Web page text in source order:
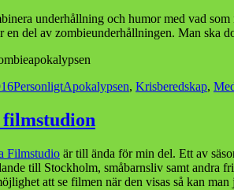
underhållning och humor med vad
en del av zombieunderhållningen. Man ska
Kategorier
PersonligtTaggar
Apokalypsen, Krisberedskap,
Filmstudio är till ända för min del. Ett av
till Stockholm, småbarnsliv samt
att se filmen när den visas så kan